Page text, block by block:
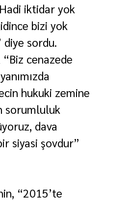
iktidar yok
bizi yok
sordu.
cenazede
hukuki zemine
sorumluluk
dava
siyasi şovdur”
“2015’te